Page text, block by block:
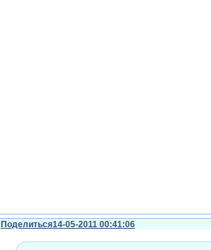
Поделиться14-05-2011 00:41:06